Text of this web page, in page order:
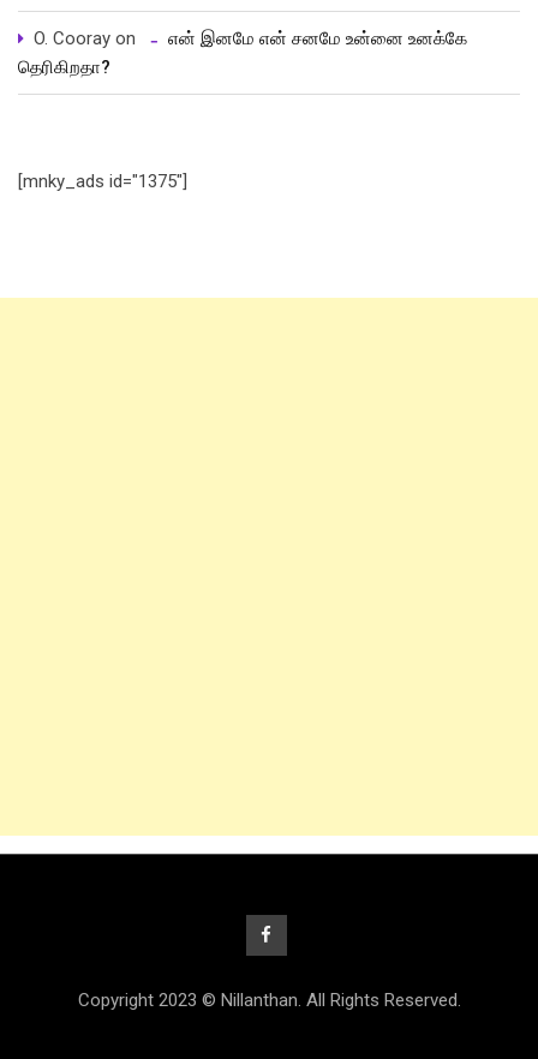
O. Cooray on
என் இனமே என் சனமே உன்னை உனக்கே
தெரிகிறதா?
[mnky_ads id="1375"]
Copyright 2023 © Nillanthan. All Rights Reserved.